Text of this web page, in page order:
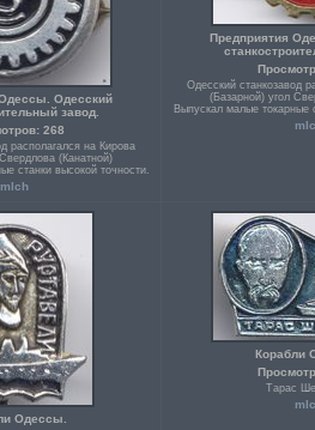
Одесский
завод.
268
располагался на Кирова
(Канатной)
станки высокой точности.
mlch
Предприятия
Одесский станкозавод
(Базарной) угол
Выпускал малые токарные
Одессы.
Корабли
Тарас